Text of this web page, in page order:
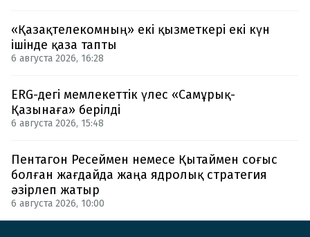
«Қазақтелекомның» екі қызметкері екі күн
ішінде қаза тапты
6 августа 2026, 16:28
ERG-дегі мемлекеттік үлес «Самұрық-
Қазынаға» берілді
6 августа 2026, 15:48
Пентагон Ресеймен немесе Қытаймен соғыс
болған жағдайда жаңа ядролық стратегия
әзірлеп жатыр
6 августа 2026, 10:00